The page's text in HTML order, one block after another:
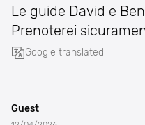
Le guide David e
Prenoterei
Google translated
Guest